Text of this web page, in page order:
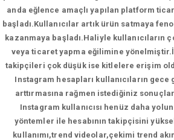
anda eğlence amaçlı yapılan platform
başladı.Kullanıcılar artık ürün satmaya
kazanmaya başladı.Haliyle kullanıcıların
veya ticaret yapma eğilimine
takipçileri çok düşük ise kitlelere erişim
Instagram hesapları kullanıcıların
arttırmasına rağmen istediğiniz
Instagram kullanıcısı henüz daha
yöntemler ile hesabının takipçisini
kullanımı,trend videolar,çekimi trend